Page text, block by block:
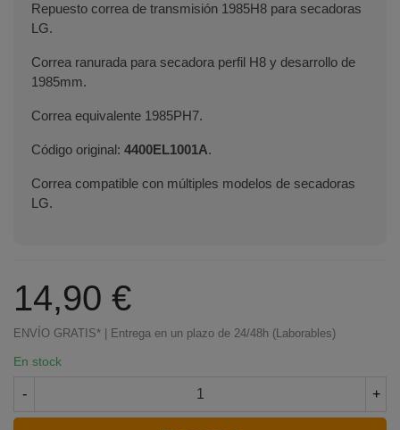
Repuesto correa de transmisión 1985H8 para secadoras
LG.
Correa ranurada para secadora perfil H8 y desarrollo de
1985mm.
Correa equivalente 1985PH7.
Código original: 4400EL1001A.
Correa compatible con múltiples modelos de secadoras
LG.
14,90 €
ENVÍO GRATIS* | Entrega en un plazo de 24/48h (Laborables)
En stock
- +